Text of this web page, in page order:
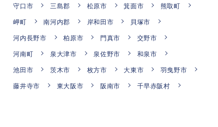
守口市
三島郡 松原市 箕面市
熊取町
岬町
南河内郡 岸和田市
貝塚市
河内長野市
柏原市 門真市
交野市
河南町
泉大津市 泉佐野市
和泉市
池田市
茨木市 枚方市 大東市
羽曳野市
藤井寺市
東大阪市 阪南市 千早赤阪村